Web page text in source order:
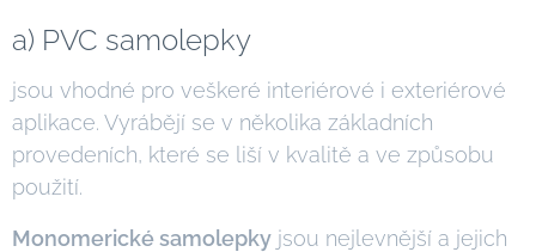
a) PVC samolepky
jsou vhodné pro veškeré interiérové i exteriérové
aplikace. Vyrábějí se v několika základních
provedeních, které se liší v kvalitě a ve způsobu
použití.
Monomerické samolepky jsou nejlevnější a jejich